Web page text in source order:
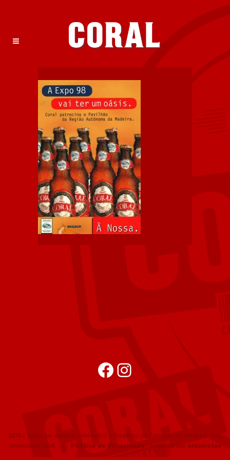
FacebookInstagram
2015 | Todos os direitos reservados a Empresa de Cervejas da Madeira, Soc.
Unipessoal, LDA | Política de Privacidade | website por urbanistas